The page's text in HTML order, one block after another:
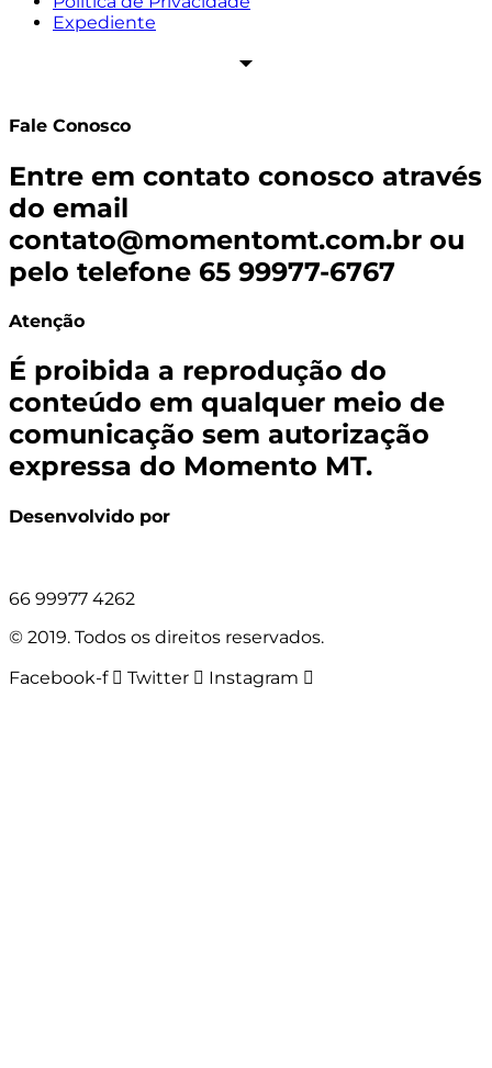
Expediente
Fale Conosco
Entre em contato conosco através
do email
contato@momentomt.com.br ou
pelo telefone 65 99977-6767
Atenção
É proibida a reprodução do
conteúdo em qualquer meio de
comunicação sem autorização
expressa do Momento MT.
Desenvolvido por
66 99977 4262
© 2019. Todos os direitos reservados.
Facebook-f
Twitter Instagram